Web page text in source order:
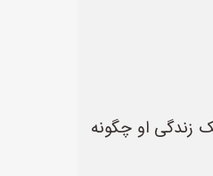
زندگی او چگونه